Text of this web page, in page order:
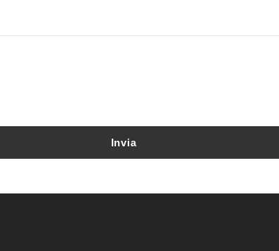
Invia